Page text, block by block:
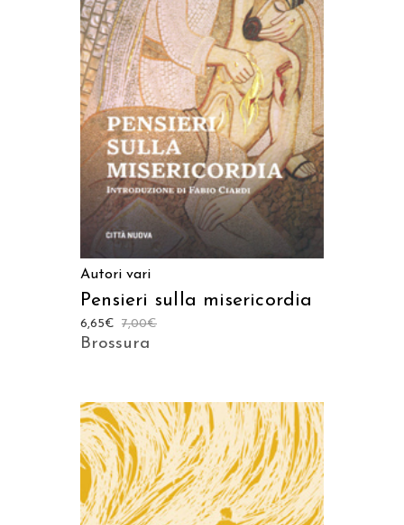
AGGIUNGI AL CARRELLO
Autori vari
Pensieri sulla misericordia
7,00€
6,65€
Brossura